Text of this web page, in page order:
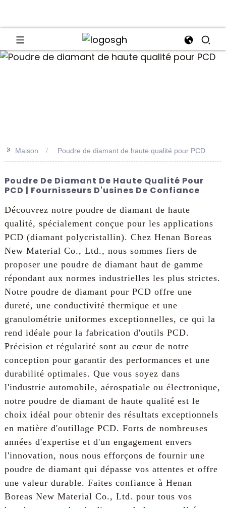
>> Maison Poudre de diamant de haute qualité pour PCD
Poudre De Diamant De Haute Qualité Pour
PCD | Fournisseurs D'usines De Confiance
Découvrez notre poudre de diamant de haute
qualité, spécialement conçue pour les applications
PCD (diamant polycristallin). Chez Henan Boreas
New Material Co., Ltd., nous sommes fiers de
proposer une poudre de diamant haut de gamme
répondant aux normes industrielles les plus strictes.
Notre poudre de diamant pour PCD offre une
dureté, une conductivité thermique et une
granulométrie uniformes exceptionnelles, ce qui la
rend idéale pour la fabrication d'outils PCD.
Précision et régularité sont au cœur de notre
conception pour garantir des performances et une
durabilité optimales. Que vous soyez dans
l'industrie automobile, aérospatiale ou électronique,
notre poudre de diamant de haute qualité est le
choix idéal pour obtenir des résultats exceptionnels
en matière d'outillage PCD. Forts de nombreuses
années d'expertise et d'un engagement envers
l'innovation, nous nous efforçons de fournir une
poudre de diamant qui dépasse vos attentes et offre
une valeur durable. Faites confiance à Henan
Boreas New Material Co., Ltd. pour tous vos